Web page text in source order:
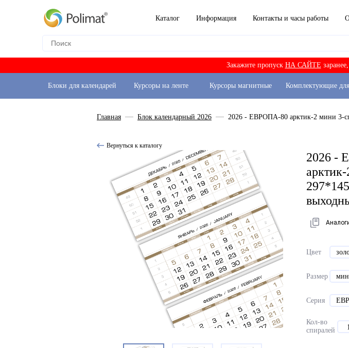
Каталог Информация Контакты и часы работы
Закажите пропуск НА САЙТЕ
Блоки для календарей Курсоры на ленте Курсоры магнитные Комплектующие
Главная Блок календарный 2026 2026 - ЕВРОПА-80 арктик-2 мини 3-
Вернуться к каталогу
2026 -
Цвет
Размер
Серия
Кол-во
спиралей
1